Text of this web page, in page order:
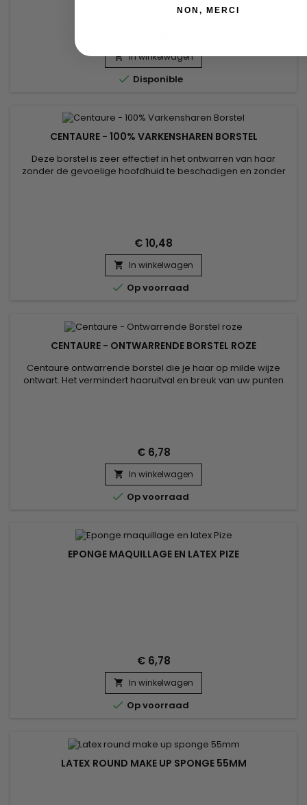
 In winkelwagen
 Disponible
CENTAURE - 100% VARKENSHAREN BORSTEL
Deze borstel is zeer effectief in het ontwarren van haar
zonder de gevoelige hoofdhuid te beschadigen en zonder
€ 10,48
 In winkelwagen
 Op voorraad
CENTAURE - ONTWARRENDE BORSTEL ROZE
Centaure ontwarrende borstel die je haar op milde wijze
ontwart. Het vermindert haaruitval en breuk van uw punten
€ 6,78
 In winkelwagen
 Op voorraad
EPONGE MAQUILLAGE EN LATEX PIZE
€ 6,78
 In winkelwagen
 Op voorraad
LATEX ROUND MAKE UP SPONGE 55MM
NON, MERCI